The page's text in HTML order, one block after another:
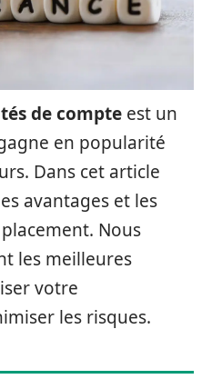
de compte est un
en popularité
Dans cet article
avantages et les
Nous
les meilleures
votre
les risques.